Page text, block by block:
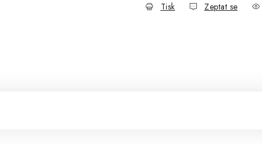
Tisk Zeptat se